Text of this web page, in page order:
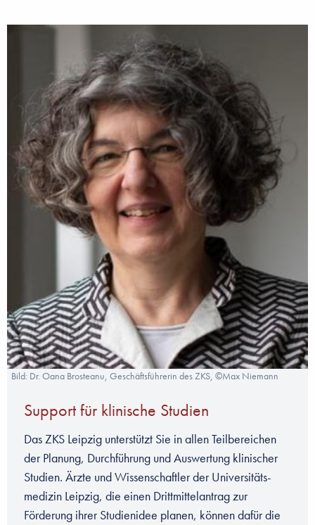
Bild: Dr. Oana Brosteanu, Geschäftsführerin des ZKS, ©Max Niemann
Support für klinische Studien
Das ZKS Leipzig unterstützt Sie in allen Teilbereichen
der Planung, Durchführung und Auswertung klinischer
Studien. Ärzte und Wissenschaftler der Universitäts-
medizin Leipzig, die einen Drittmittelantrag zur
Förderung ihrer Studienidee planen, können dafür die